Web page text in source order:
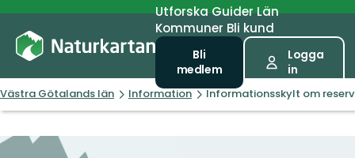
UtforskaGuiderLän
Kommuner Bli kund
Bli
medlem
Logga
in
Västra Götalands län Information Informationsskylt om